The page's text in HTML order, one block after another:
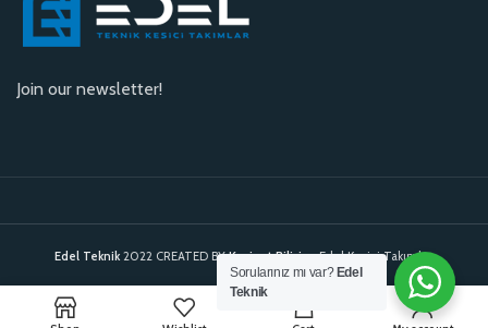
Join our newsletter!
Edel Teknik 2022 CREATED BYKavinet Bilişim. Edel Kesici Takımlar.
Sorularınız mı var? Edel
Teknik